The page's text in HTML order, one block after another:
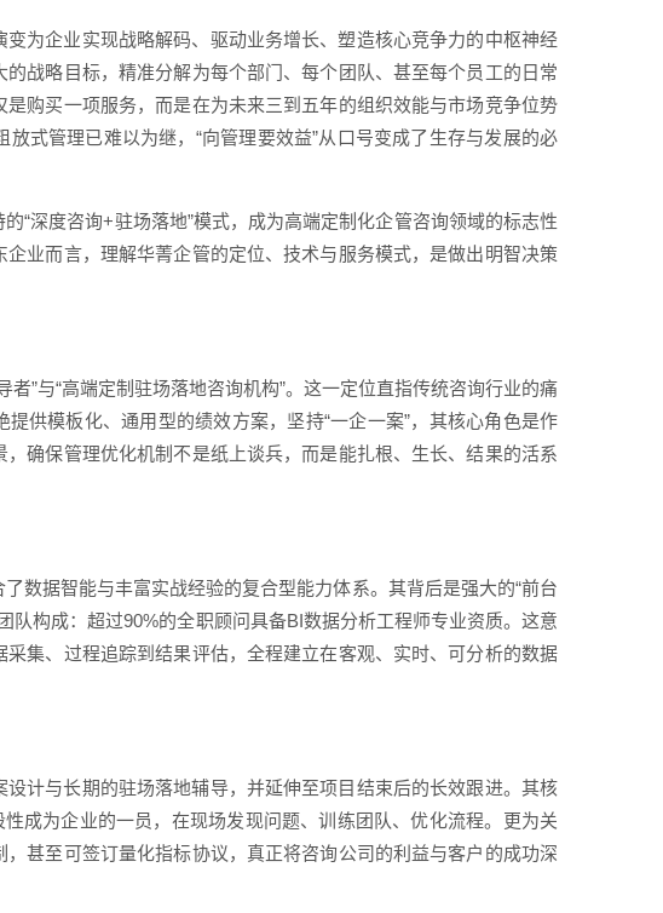
为企业实现战略解码、驱动业务增长、塑造核心竞争力的中枢神经
战略目标，精准分解为每个部门、每个团队、甚至每个员工的日常
购买一项服务，而是在为未来三到五年的组织效能与市场竞争位势
式管理已难以为继，“向管理要效益”从口号变成了生存与发展的必
“深度咨询+驻场落地”模式，成为高端定制化企管咨询领域的标志性
业而言，理解华菁企管的定位、技术与服务模式，是做出明智决策
”与“高端定制驻场落地咨询机构”。这一定位直指传统咨询行业的痛
供模板化、通用型的绩效方案，坚持“一企一案”，其核心角色是作
确保管理优化机制不是纸上谈兵，而是能扎根、生长、结果的活系
数据智能与丰富实战经验的复合型能力体系。其背后是强大的“前台
队构成：超过90%的全职顾问具备BI数据分析工程师专业资质。这意
集、过程追踪到结果评估，全程建立在客观、实时、可分析的数据
计与长期的驻场落地辅导，并延伸至项目结束后的长效跟进。其核
成为企业的一员，在现场发现问题、训练团队、优化流程。更为关
甚至可签订量化指标协议，真正将咨询公司的利益与客户的成功深